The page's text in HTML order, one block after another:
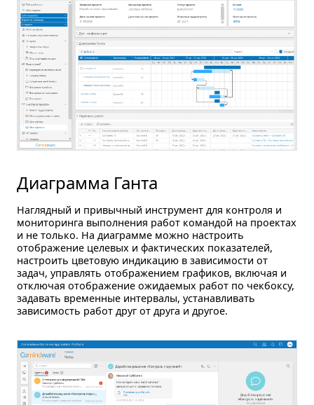
Диаграмма Ганта
Наглядный и привычный инструмент для контроля и
мониторинга выполнения работ командой на проектах
и не только. На диаграмме можно настроить
отображение целевых и фактических показателей,
настроить цветовую индикацию в зависимости от
задач, управлять отображением графиков, включая и
отключая отображение ожидаемых работ по чекбоксу,
задавать временные интервалы, устанавливать
зависимость работ друг от друга и другое.